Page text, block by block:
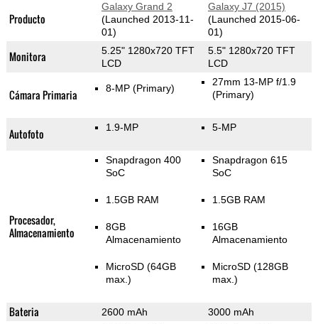
Producto
Galaxy Grand 2
(Launched 2013-11-
01)
Galaxy J7 (2015)
(Launched 2015-06-
01)
Monitora
5.25" 1280x720 TFT
LCD
5.5" 1280x720 TFT
LCD
Cámara Primaria 8-MP (Primary)
27mm 13-MP f/1.9
(Primary)
Autofoto 1.9-MP 5-MP
Procesador,
Almacenamiento
Snapdragon 400
SoC
1.5GB RAM
8GB
Almacenamiento
MicroSD (64GB
max.)
Snapdragon 615
SoC
1.5GB RAM
16GB
Almacenamiento
MicroSD (128GB
max.)
Bateria 2600 mAh 3000 mAh